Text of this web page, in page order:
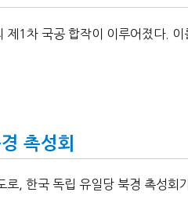
1차 국공 합작이 이루어졌다.
촉성회
로, 한국 독립 유일당 북경 촉성회